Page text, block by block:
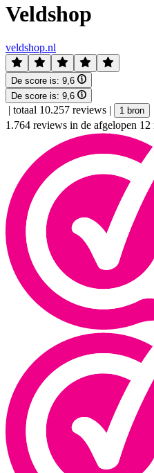
Veldshop
veldshop.nl
De score is: 9,6
De score is: 9,6
| totaal 10.257 reviews | 1 bron
1.764 reviews in de afgelopen 12